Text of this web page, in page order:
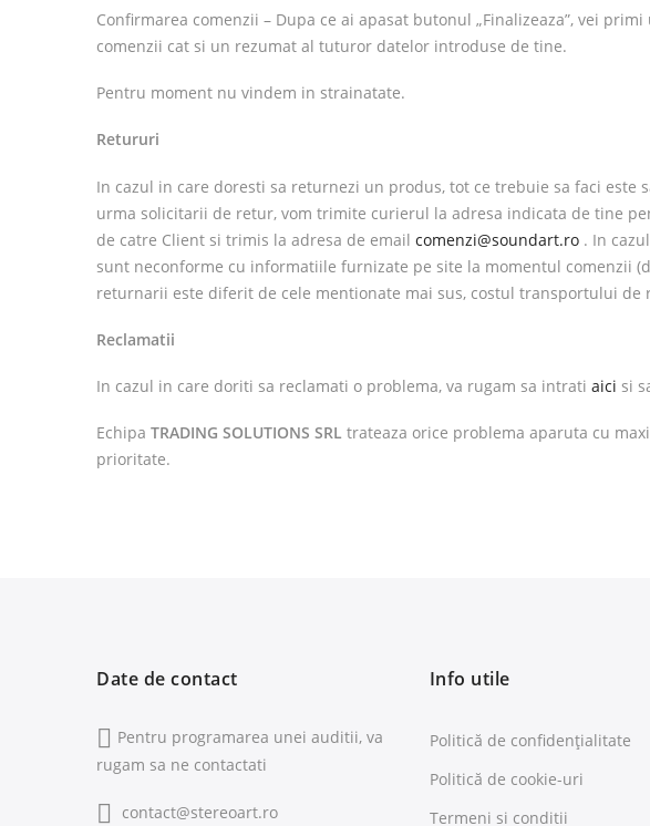
Confirmarea comenzii – Dupa ce ai apasat butonul „Finalizeaza”, vei
comenzii cat si un rezumat al tuturor datelor introduse de tine.
Pentru moment nu vindem in strainatate.
Retururi
In cazul in care doresti sa returnezi un produs, tot ce trebuie sa faci
urma solicitarii de retur, vom trimite curierul la adresa indicata de tine
de catre Client si trimis la adresa de email comenzi@soundart.ro . In
sunt neconforme cu informatiile furnizate pe site la momentul comenzii
returnarii este diferit de cele mentionate mai sus, costul transportului de
Reclamatii
In cazul in care doriti sa reclamati o problema, va rugam sa intrati aici si
Echipa TRADING SOLUTIONS SRL trateaza orice problema aparuta cu
prioritate.
Date de contact
Pentru programarea unei auditii, va
rugam sa ne contactati
contact@stereoart.ro
Info utile
Politică de confidențialitate
Politică de cookie-uri
Termeni si conditii